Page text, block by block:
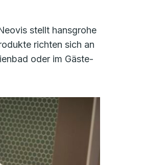
stellt hansgrohe
richten sich an
oder im Gäste-